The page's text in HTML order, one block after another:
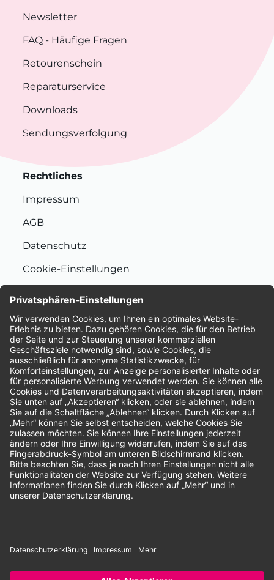
Newsletter
FAQ - Häufige Fragen
Retourenschein
Reparaturservice
Downloads
Sendungsverfolgung
Rechtliches
Impressum
AGB
Datenschutz
Cookie-Einstellungen
Bewertungen
Unsere Zahlungsarten:
Rechnung SEPA-Lastschrift Vorkasse